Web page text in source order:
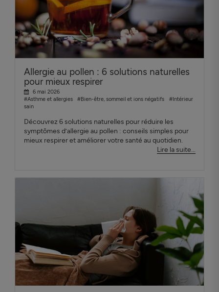
Allergie au pollen : 6 solutions naturelles
pour mieux respirer
6 mai 2026
#Asthme et allergies
#Bien-être, sommeil et ions négatifs
#Intérieur
sain
Découvrez 6 solutions naturelles pour réduire les
symptômes d’allergie au pollen : conseils simples pour
mieux respirer et améliorer votre santé au quotidien.
Lire la suite...